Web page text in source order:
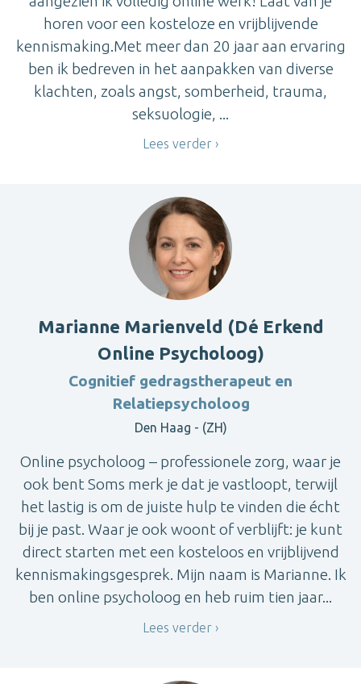
horen voor een kosteloze en vrijblijvende
kennismaking.Met meer dan 20 jaar aan ervaring
ben ik bedreven in het aanpakken van diverse
klachten, zoals angst, somberheid, trauma,
seksuologie, ...
Lees verder
Marianne Marienveld (Dé Erkend
Online Psycholoog)
Cognitief gedragstherapeut en
Relatiepsycholoog
Den Haag - (ZH)
Online psycholoog – professionele zorg, waar je
ook bent Soms merk je dat je vastloopt, terwijl
het lastig is om de juiste hulp te vinden die écht
bij je past. Waar je ook woont of verblijft: je kunt
direct starten met een kosteloos en vrijblijvend
kennismakingsgesprek. Mijn naam is Marianne. Ik
ben online psycholoog en heb ruim tien jaar...
Lees verder